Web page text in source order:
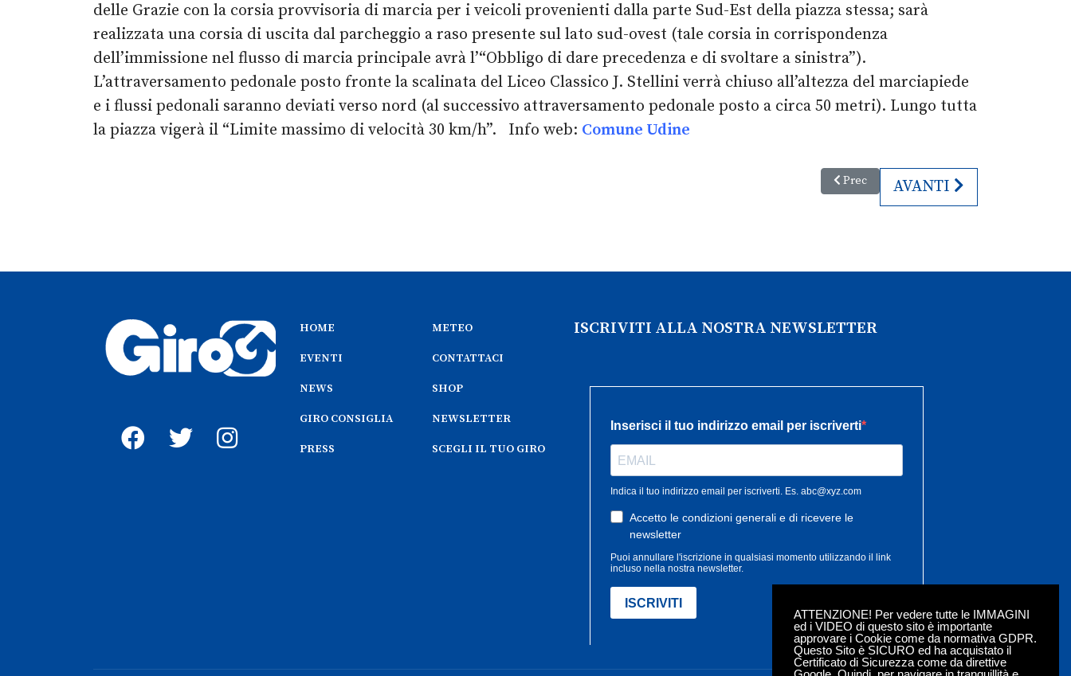
ATTENZIONE! Per vedere tutte le IMMAGINI
ed i VIDEO di questo sito è importante
approvare i Cookie come da normativa GDPR.
Questo Sito è SICURO ed ha acquistato il
Certificato di Sicurezza come da direttive
delle Grazie con la corsia provvisoria di marcia per i veicoli provenienti dalla parte Sud-Est della piazza stessa; sarà
realizzata una corsia di uscita dal parcheggio a raso presente sul lato sud-ovest (tale corsia in corrispondenza
dell’immissione nel flusso di marcia principale avrà l’“Obbligo di dare precedenza e di svoltare a sinistra”).
L’attraversamento pedonale posto fronte la scalinata del Liceo Classico J. Stellini verrà chiuso all’altezza del marciapiede
e i flussi pedonali saranno deviati verso nord (al successivo attraversamento pedonale posto a circa 50 metri). Lungo tutta
la piazza vigerà il “Limite massimo di velocità 30 km/h”. Info web: Comune Udine
Articolo precedente: Vinyl Udine - Fourth / Fall
Prec ARTICOLO
AVANTI
HOME
EVENTI
NEWS
GIRO CONSIGLIA
PRESS
METEO
CONTATTACI
SHOP
NEWSLETTER
SCEGLI IL TUO GIRO
ISCRIVITI ALLA NOSTRA NEWSLETTER